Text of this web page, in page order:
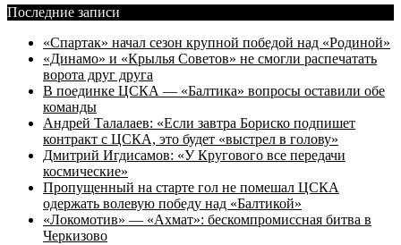
Последние записи
«Спартак» начал сезон крупной победой над «Родиной»
«Динамо» и «Крылья Советов» не смогли распечатать
ворота друг друга
В поединке ЦСКА — «Балтика» вопросы оставили обе
команды
Андрей Талалаев: «Если завтра Бориско подпишет
контракт с ЦСКА, это будет «выстрел в голову»
Дмитрий Игдисамов: «У Кругового все передачи
космические»
Пропущенный на старте гол не помешал ЦСКА
одержать волевую победу над «Балтикой»
«Локомотив» — «Ахмат»: бескомпромиссная битва в
Черкизово